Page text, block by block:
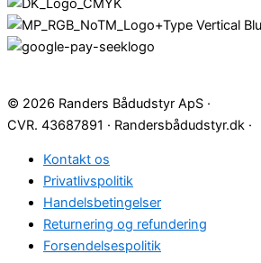
© 2026 Randers Bådudstyr ApS ·
CVR. 43687891 · Randersbådudstyr.dk ·
Kontakt os
Privatlivspolitik
Handelsbetingelser
Returnering og refundering
Forsendelsespolitik